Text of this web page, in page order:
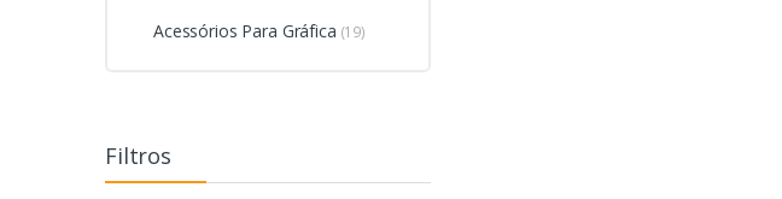
Acessórios Para Gráfica (19)
Filtros